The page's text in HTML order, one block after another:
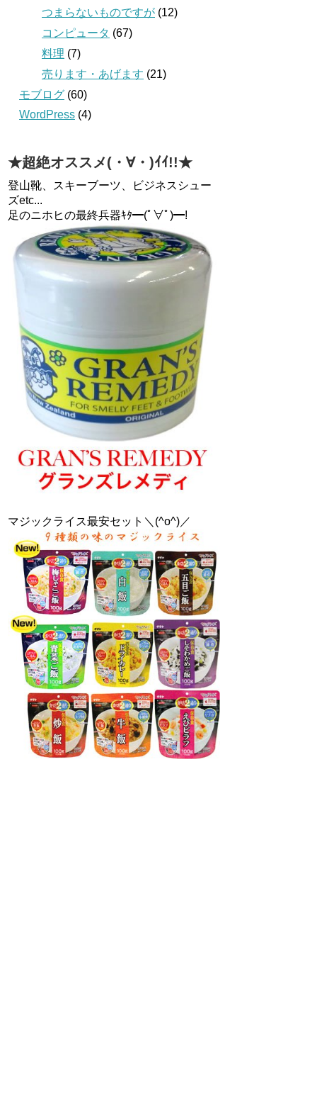
つまらないものですが (12)
コンピュータ (67)
料理 (7)
売ります・あげます (21)
モブログ (60)
WordPress (4)
★超絶オススメ(・∀・)ｲｲ!!★
登山靴、スキーブーツ、ビジネスシュー
ズetc...
足のニホヒの最終兵器ｷﾀ━(ﾟ∀ﾟ)━!
マジックライス最安セット＼(^o^)／